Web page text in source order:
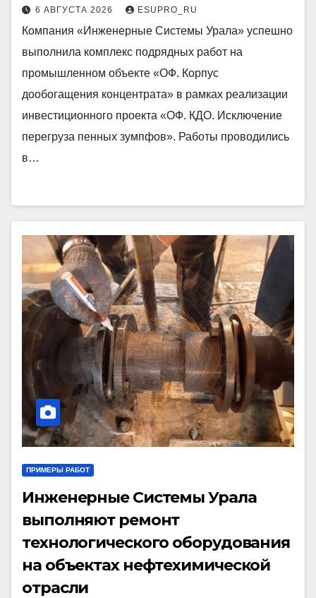
6 АВГУСТА 2026 ESUPRO_RU
Компания «Инженерные Системы Урала» успешно
выполнила комплекс подрядных работ на
промышленном объекте «ОФ. Корпус
дообогащения концентрата» в рамках реализации
инвестиционного проекта «ОФ. КДО. Исключение
перегруза пенных зумпфов». Работы проводились
в…
ПРИМЕРЫ РАБОТ
Инженерные Системы Урала
выполняют ремонт
технологического оборудования
на объектах нефтехимической
отрасли